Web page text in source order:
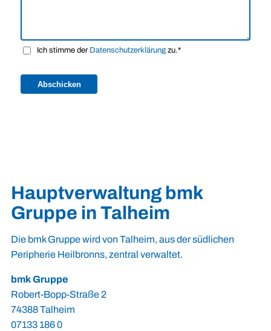
Ich stimme der Datenschutz­erklärungzu.*
Hauptverwaltung bmk
Gruppe in Talheim
Die bmk Gruppe wird von Talheim, aus der südlichen
Peripherie Heilbronns, zentral verwaltet.
bmk Gruppe
Robert-Bopp-Straße 2
74388 Talheim
07133 186 0